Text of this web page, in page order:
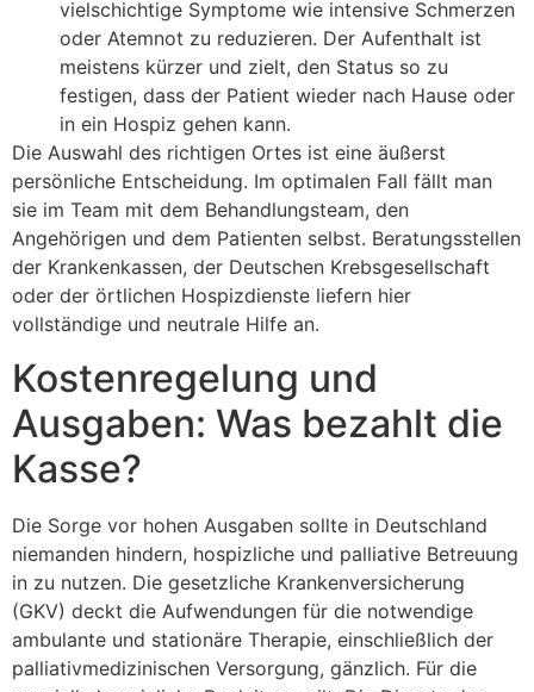
vielschichtige Symptome wie intensive Schmerzen
oder Atemnot zu reduzieren. Der Aufenthalt ist
meistens kürzer und zielt, den Status so zu
festigen, dass der Patient wieder nach Hause oder
in ein Hospiz gehen kann.
Die Auswahl des richtigen Ortes ist eine äußerst
persönliche Entscheidung. Im optimalen Fall fällt man
sie im Team mit dem Behandlungsteam, den
Angehörigen und dem Patienten selbst. Beratungsstellen
der Krankenkassen, der Deutschen Krebsgesellschaft
oder der örtlichen Hospizdienste liefern hier
vollständige und neutrale Hilfe an.
Kostenregelung und
Ausgaben: Was bezahlt die
Kasse?
Die Sorge vor hohen Ausgaben sollte in Deutschland
niemanden hindern, hospizliche und palliative Betreuung
in zu nutzen. Die gesetzliche Krankenversicherung
(GKV) deckt die Aufwendungen für die notwendige
ambulante und stationäre Therapie, einschließlich der
palliativmedizinischen Versorgung, gänzlich. Für die